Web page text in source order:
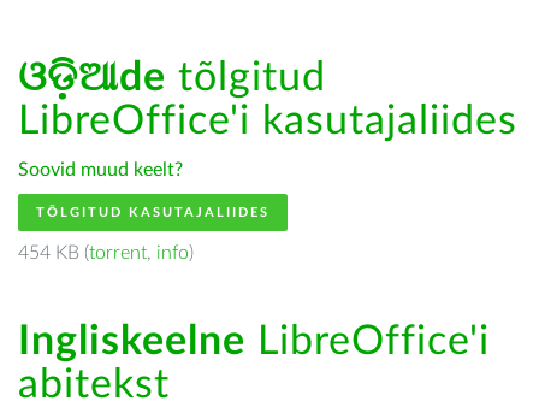
ଓଡ଼ିଆde tõlgitud
LibreOffice'i kasutajaliides
Soovid muud keelt?
TÕLGITUD KASUTAJALIIDES
454 KB (torrent, info)
Ingliskeelne LibreOffice'i
abitekst